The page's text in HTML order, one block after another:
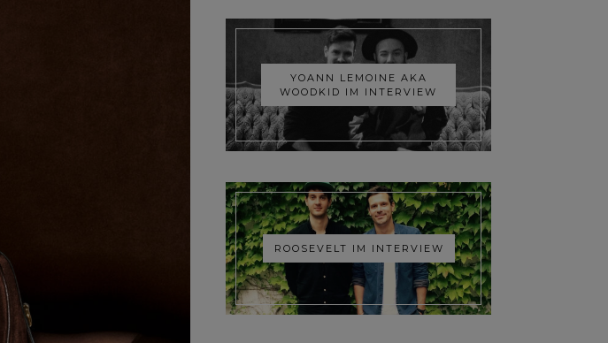
YOANN LEMOINE AKA
WOODKID IM INTERVIEW
ROOSEVELT IM INTERVIEW